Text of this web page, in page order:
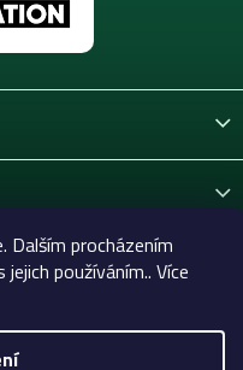
Dalším procházením
používáním.. Více